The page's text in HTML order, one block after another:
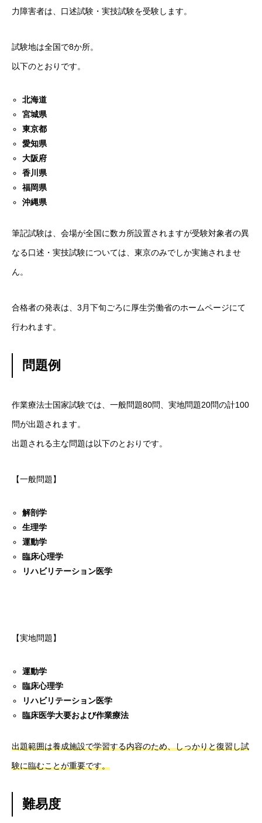
HOME
会社を知る
仕事を知る BUSINESS
採用を知る
力障害者は、口述試験・実技試験を受験します。
試験地は全国で8か所。
以下のとおりです。
北海道
宮城県
東京都
愛知県
大阪府
香川県
福岡県
沖縄県
筆記試験は、会場が全国に数カ所設置されますが受験対象者の異
なる口述・実技試験については、東京のみでしか実施されませ
ん。
合格者の発表は、3月下旬ごろに厚生労働省のホームページにて
行われます。
問題例
作業療法士国家試験では、一般問題80問、実地問題20問の計100
問が出題されます。
出題される主な問題は以下のとおりです。
【一般問題】
解剖学
生理学
運動学
臨床心理学
リハビリテーション医学
【実地問題】
運動学
臨床心理学
リハビリテーション医学
臨床医学大要および作業療法
出題範囲は養成施設で学習する内容のため、しっかりと復習し試
験に臨むことが重要です。
難易度